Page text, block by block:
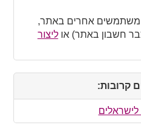
משתמשים אחרים באתר,
חשבון באתר) אוליצור
קרובות:
to
contents
לישראלים